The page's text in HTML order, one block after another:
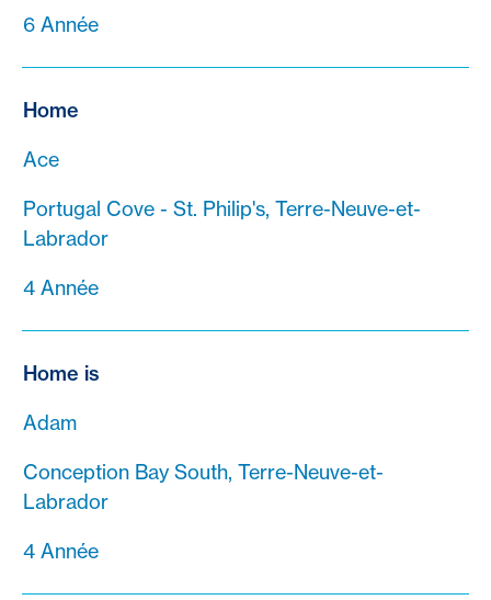
6 Année
Home
Ace
Portugal Cove - St. Philip's, Terre-Neuve-et-
Labrador
4 Année
Home is
Adam
Conception Bay South, Terre-Neuve-et-
Labrador
4 Année